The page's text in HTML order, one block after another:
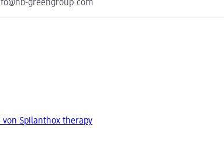
greengroup.com
von Spilanthox therapy